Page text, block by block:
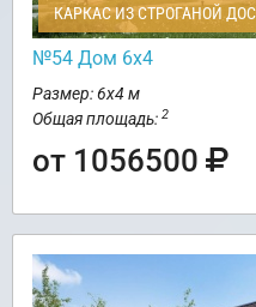
КАРКАС ИЗ СТРОГАНОЙ
№54 Дом 6х4
Размер: 6х4 м
Общая площадь: 2
от 1056500